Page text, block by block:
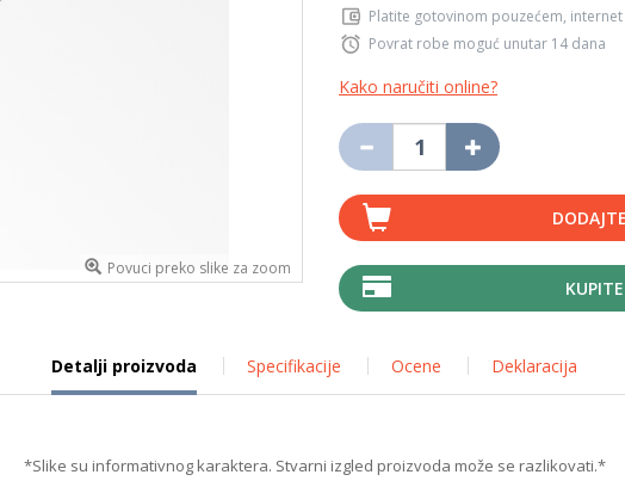
Povuci preko slike za zoom
Platite gotovinom pouzećem,
Povrat robe moguć unutar 14 dana
Kako naručiti online?
Detalji proizvoda Specifikacije Ocene Deklaracija
*Slike su informativnog karaktera. Stvarni izgled proizvoda može se razlikovati.*